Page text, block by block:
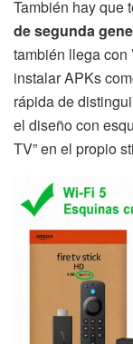
También hay que
de segunda
también llega con
instalar APKs
rápida de
el diseño con
TV” en el propio